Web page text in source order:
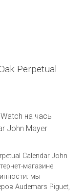
Perpetual
на часы
John Mayer
Calendar John
магазине
мы
Audemars Piguet,